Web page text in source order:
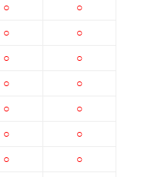
○
○
○
○
○
○
○
○
○
○
○
○
○
○